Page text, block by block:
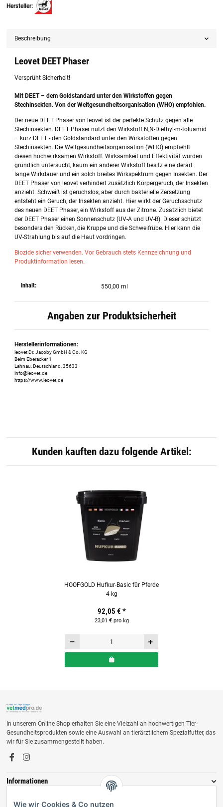
Hersteller:
Beschreibung
Leovet DEET Phaser
Versprüht Sicherheit!
Mit DEET – dem Goldstandard unter den Wirkstoffen gegen
Stechinsekten. Von der Weltgesundheitsorganisation (WHO) empfohlen.
Der neue DEET Phaser von leovet ist der perfekte Schutz gegen alle
Stechinsekten. DEET Phaser nutzt den Wirkstoff N,N-Diethyl-m-toluamid
– kurz DEET - den Goldstandard unter den Wirkstoffen gegen
Stechinsekten. Die Weltgesundheitsorganisation (WHO) empfiehlt
diesen hochwirksamen Wirkstoff. Wirksamkeit und Effektivität wurden
gründlich untersucht, kaum ein anderer Wirkstoff besitz eine derart
lange Wirkdauer und ein solch breites Wirkspektrum gegen Insekten. Der
DEET Phaser von leovet verhindert zusätzlich Körpergeruch, der Insekten
anzieht. Schweiß ist geruchslos, aber durch bakterielle Zersetzung
entsteht ein Geruch, der Insekten anzieht. Hier wirkt der Geruchsschutz
des neuen DEET Phaser, ein Wirkstoff aus der Zitrone. Zusätzlich bietet
der DEET Phaser einen Sonnenschutz (UV-A und UV-B). Dieser schützt
besonders den Rücken, die Kruppe und die Schweifrübe. Hier kann die
UV-Strahlung bis auf die Haut vordringen.
Biozide sicher verwenden. Vor Gebrauch stets Kennzeichnung und
Produktinformation lesen.
Inhalt: 550,00 ml
Angaben zur Produktsicherheit
Herstellerinformationen:
leovet Dr. Jacoby GmbH & Co. KG
Beim Eberacker 1
Lahnau, Deutschland, 35633
info@leovet.de
https://www.leovet.de
Kunden kauften dazu folgende Artikel:
HOOFGOLD Hufkur-Basic für Pferde
4 kg
92,05 € *
23,01 € pro kg
In unserem Online Shop erhalten Sie eine Vielzahl an hochwertigen Tier-
Gesundheitsprodukten sowie eine Auswahl an tierärztlichem Spezialfutter, das
wir für Sie zusammengestellt haben.
Informationen
Wie wir Cookies & Co nutzen